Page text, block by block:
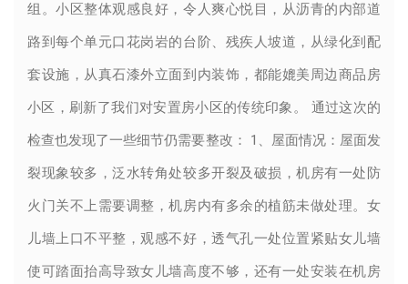
组。小区整体观感良好，令人爽心悦目，从沥青的内部道
路到每个单元口花岗岩的台阶、残疾人坡道，从绿化到配
套设施，从真石漆外立面到内装饰，都能媲美周边商品房
小区，刷新了我们对安置房小区的传统印象。 通过这次的
检查也发现了一些细节仍需要整改： 1、屋面情况：屋面发
裂现象较多，泛水转角处较多开裂及破损，机房有一处防
火门关不上需要调整，机房内有多余的植筋未做处理。女
儿墙上口不平整，观感不好，透气孔一处位置紧贴女儿墙
使可踏面抬高导致女儿墙高度不够，还有一处安装在机房